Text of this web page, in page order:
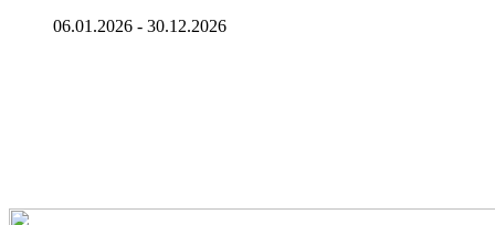
06.01.2026 - 30.12.2026